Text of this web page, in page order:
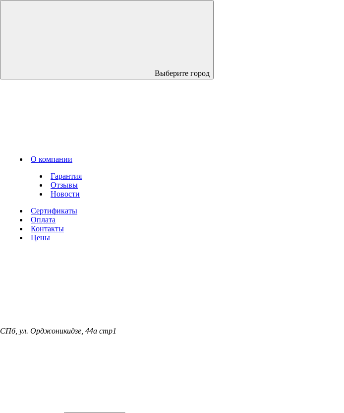
Выберите город
О компании
Гарантия
Отзывы
Новости
Сертификаты
Оплата
Контакты
Цены
СПб, ул. Орджоникидзе, 44а стр1